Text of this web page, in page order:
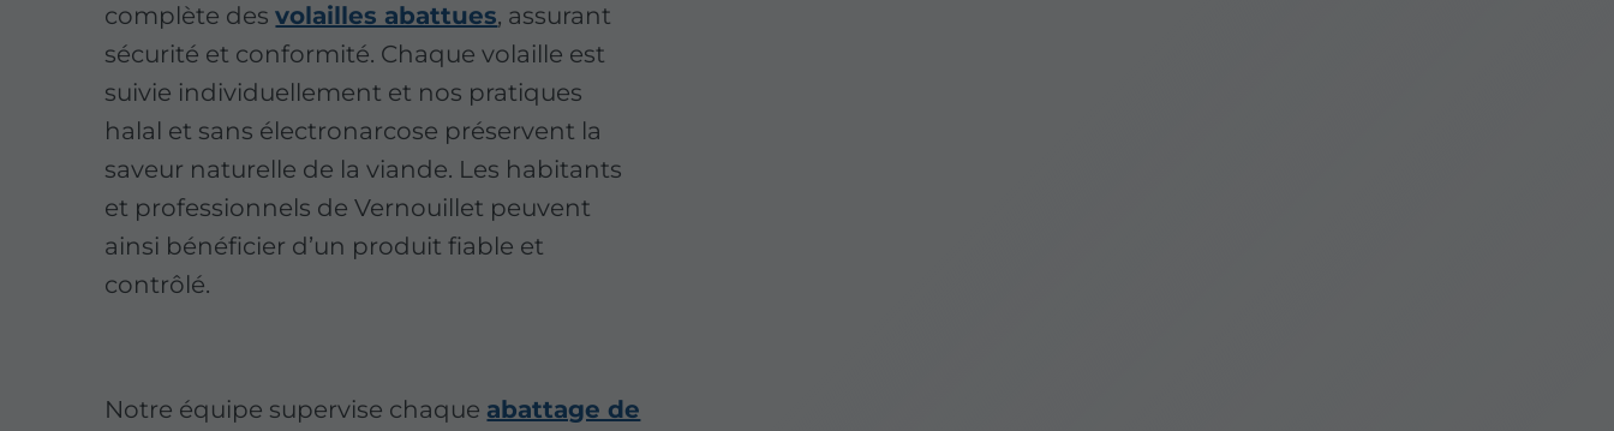
complète desvolailles abattues, assurant
sécurité et conformité. Chaque volaille est
suivie individuellement et nos pratiques
halal et sans électronarcose préservent la
saveur naturelle de la viande. Les habitants
et professionnels de Vernouillet peuvent
ainsi bénéficier d’un produit fiable et
contrôlé.
Notre équipe supervise chaque abattage de